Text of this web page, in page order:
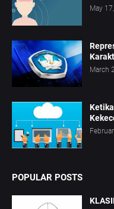
May
March
POPULAR POSTS